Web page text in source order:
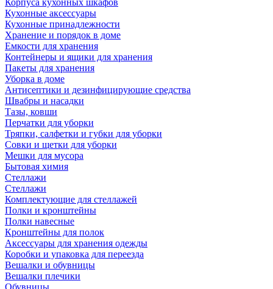
Корпуса кухонных шкафов
Кухонные аксессуары
Кухонные принадлежности
Хранение и порядок в доме
Емкости для хранения
Контейнеры и ящики для хранения
Пакеты для хранения
Уборка в доме
Антисептики и дезинфицирующие средства
Швабры и насадки
Тазы, ковши
Перчатки для уборки
Тряпки, салфетки и губки для уборки
Совки и щетки для уборки
Мешки для мусора
Бытовая химия
Стеллажи
Стеллажи
Комплектующие для стеллажей
Полки и кронштейны
Полки навесные
Кронштейны для полок
Аксессуары для хранения одежды
Коробки и упаковка для переезда
Вешалки и обувницы
Вешалки плечики
Обувницы